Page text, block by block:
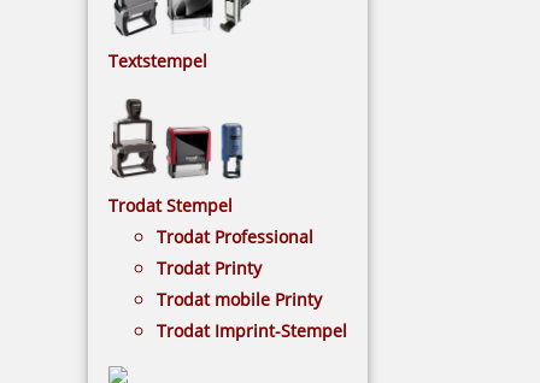
Textstempel
Trodat Stempel
Trodat Professional
Trodat Printy
Trodat mobile Printy
Trodat Imprint-Stempel
Bei den Stempeln mit Lagertexten können Sie sich
zwischen etlichen Lagertexten einen aussuchen,
zum Beispiel ABLAGE, BEZAHLT, KOPIE, …
€-